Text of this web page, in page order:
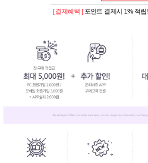
[ 결제혜택 ] 포인트 결제시 1% 적립!